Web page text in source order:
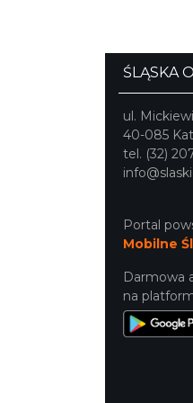
ŚLĄSKA
ul.
40-085
tel. (32)
Portal
Mobilne
Darmowa
na